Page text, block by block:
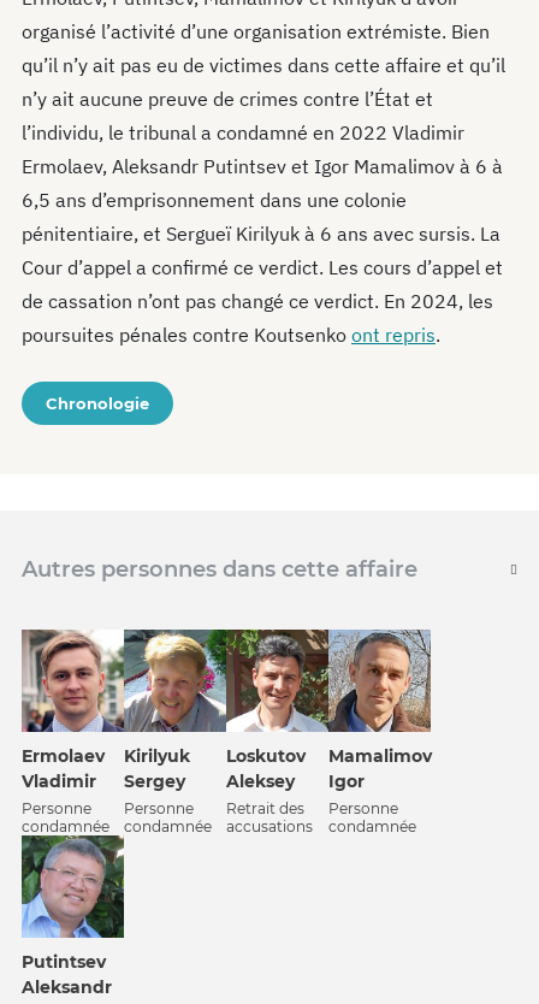
organisé l’activité d’une organisation extrémiste. Bien
qu’il n’y ait pas eu de victimes dans cette affaire et qu’il
n’y ait aucune preuve de crimes contre l’État et
l’individu, le tribunal a condamné en 2022 Vladimir
Ermolaev, Aleksandr Putintsev et Igor Mamalimov à 6 à
6,5 ans d’emprisonnement dans une colonie
pénitentiaire, et Sergueï Kirilyuk à 6 ans avec sursis. La
Cour d’appel a confirmé ce verdict. Les cours d’appel et
de cassation n’ont pas changé ce verdict. En 2024, les
poursuites pénales contre Koutsenko ont repris.
Chronologie
Autres personnes dans cette affaire
Ermolaev
Vladimir
Personne
condamnée
Kirilyuk
Sergey
Personne
condamnée
Loskutov
Aleksey
Retrait des
accusations
Mamalimov
Igor
Personne
condamnée
Putintsev
Aleksandr